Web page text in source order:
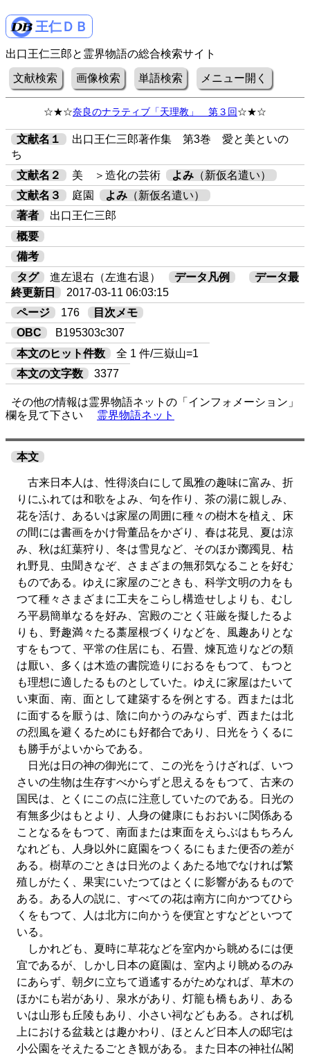
王仁ＤＢ
出口王仁三郎と霊界物語の総合検索サイト
文献検索 画像検索 単語検索 メニュー開く
☆★☆奈良のナラティブ「天理教」 第３回☆★☆
文献名１
出口王仁三郎著作集 第3巻 愛と美といの
ち
文献名２
美 ＞造化の芸術 よみ （新仮名遣い）
文献名３
庭園 よみ （新仮名遣い）
著者
出口王仁三郎
概要
備考
タグ
進左退右（左進右退） データ凡例
データ最
終更新日
2017-03-11 06:03:15
ページ
176
目次メモ
OBC
B195303c307
本文のヒット件数
全 1 件/三嶽山=1
本文の文字数
3377
その他の情報は霊界物語ネットの「インフォメーション」
欄を見て下さい
霊界物語ネット
本文
古来日本人は、性得淡白にして風雅の趣味に富み、折
りにふれては和歌をよみ、句を作り、茶の湯に親しみ、
花を活け、あるいは家屋の周囲に種々の樹木を植え、床
の間には書画をかけ骨董品をかざり、春は花見、夏は涼
み、秋は紅葉狩り、冬は雪見など、そのほか躑躅見、枯
れ野見、虫聞きなぞ、さまざまの無邪気なることを好む
ものである。ゆえに家屋のごときも、科学文明の力をも
つて種々さまざまに工夫をこらし構造せしよりも、むし
ろ平易簡単なるを好み、宮殿のごとく荘厳を擬したるよ
りも、野趣満々たる藁屋根づくりなどを、風趣ありとな
すをもつて、平常の住居にも、石畳、煉瓦造りなどの類
は厭い、多くは木造の書院造りにおるをもつて、もつと
も理想に適したるものとしていた。ゆえに家屋はたいて
い東面、南、面として建築するを例とする。西または北
に面するを厭うは、陰に向かうのみならず、西または北
の烈風を避くるためにも好都合であり、日光をうくるに
も勝手がよいからである。
日光は日の神の御光にて、この光をうけざれば、いつ
さいの生物は生存すべからずと思えるをもつて、古来の
国民は、とくにこの点に注意していたのである。日光の
有無多少はもとより、人身の健康にもおおいに関係ある
ことなるをもつて、南面または東面をえらぶはもちろん
なれども、人身以外に庭園をつくるにもまた便否の差が
ある。樹草のごときは日光のよくあたる地でなければ繁
殖しがたく、果実にいたつてはとくに影響があるもので
ある。ある人の説に、すべての花は南方に向かつてひら
くをもつて、人は北方に向かうを便宜とすなどといつて
いる。
しかれども、夏時に草花などを室内から眺めるには便
宜であるが、しかし日本の庭園は、室内より眺めるのみ
にあらず、朝夕に立ちて逍遙するがためなれば、草木の
ほかにも岩があり、泉水があり、灯籠も橋もあり、ある
いは山形も丘陵もあり、小さい祠などもある。されば机
上における盆栽とは趣かわり、ほとんど日本人の邸宅は
小公園をそえたるごとき観がある。また日本の神社仏閣